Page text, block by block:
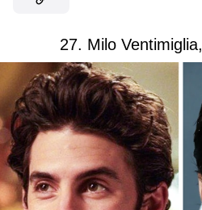
27. Milo Ventimiglia,